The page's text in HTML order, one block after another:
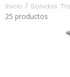
Inicio / Sonidos
25 productos